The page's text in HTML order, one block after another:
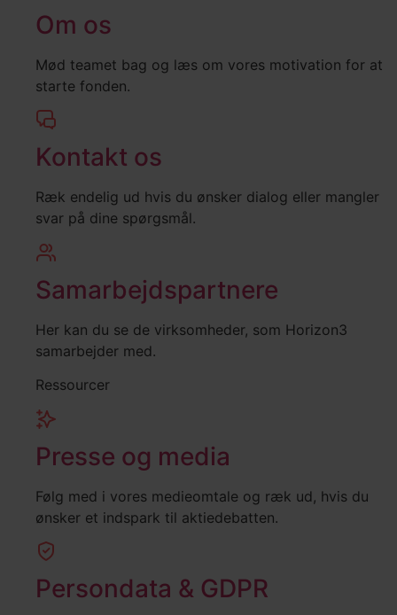
Om os
Mød teamet bag og læs om vores motivation for at
starte fonden.
Kontakt os
Ræk endelig ud hvis du ønsker dialog eller mangler
svar på dine spørgsmål.
Samarbejdspartnere
Her kan du se de virksomheder, som Horizon3
samarbejder med.
Ressourcer
Presse og media
Følg med i vores medieomtale og ræk ud, hvis du
ønsker et indspark til aktiedebatten.
Persondata & GDPR